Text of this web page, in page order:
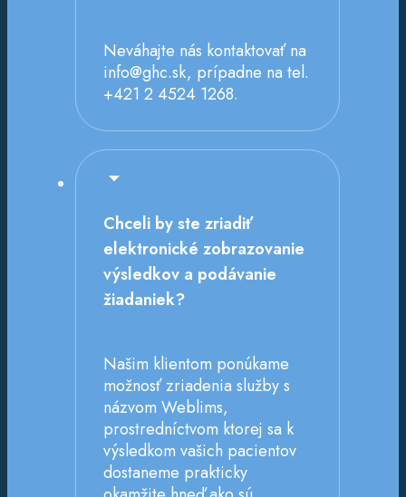
Neváhajte nás kontaktovať na
info@ghc.sk, prípadne na tel.
+421 2 4524 1268.
Chceli by ste zriadiť
elektronické zobrazovanie
výsledkov a podávanie
žiadaniek?
Našim klientom ponúkame
možnosť zriadenia služby s
názvom Weblims,
prostredníctvom ktorej sa k
výsledkom vašich pacientov
dostaneme prakticky